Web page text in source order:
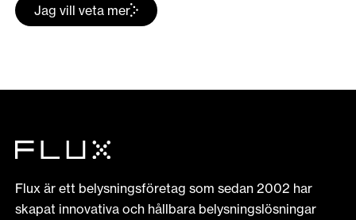
Jag vill veta mer
Flux är ett belysningsföretag som sedan 2002 har
skapat innovativa och hållbara belysningslösningar